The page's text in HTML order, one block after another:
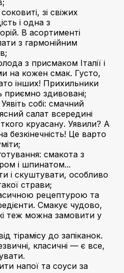
зі свіжих
і одна з
В асортименті
з гармонійним
з присмаком Італії і
на кожен смак. Густо,
інших! Прихильники
приємно здивовані;
собі: смачний
салат всередині
круасану. Уявили? А
безкінечність! Це варто
смакота з
і шпинатом...
і скуштувати, особливо
страви;
рецептурою та
Смакує чудово,
теж можна замовити у
тірамісу до запіканок.
класичні — є все,
напої та соуси за